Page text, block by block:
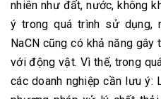
nhiên như đất, nước, không
ý trong quá trình sử dụng,
NaCN cũng có khả năng
với động vật. Vì thế, trong
các doanh nghiệp cần lưu ý: